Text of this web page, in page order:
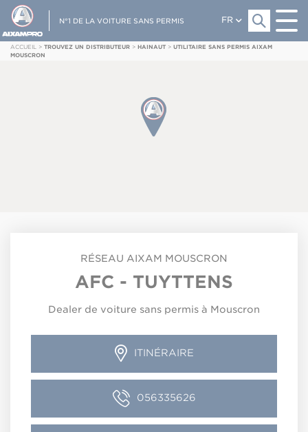
N°1 DE LA VOITURE SANS PERMIS FR
ACCUEIL > TROUVEZ UN DISTRIBUTEUR > HAINAUT > UTILITAIRE SANS PERMIS AIXAM
MOUSCRON
RÉSEAU AIXAM MOUSCRON
AFC - TUYTTENS
Dealer de voiture sans permis à Mouscron
ITINÉRAIRE
056335626